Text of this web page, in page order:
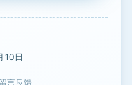
10日
言反馈